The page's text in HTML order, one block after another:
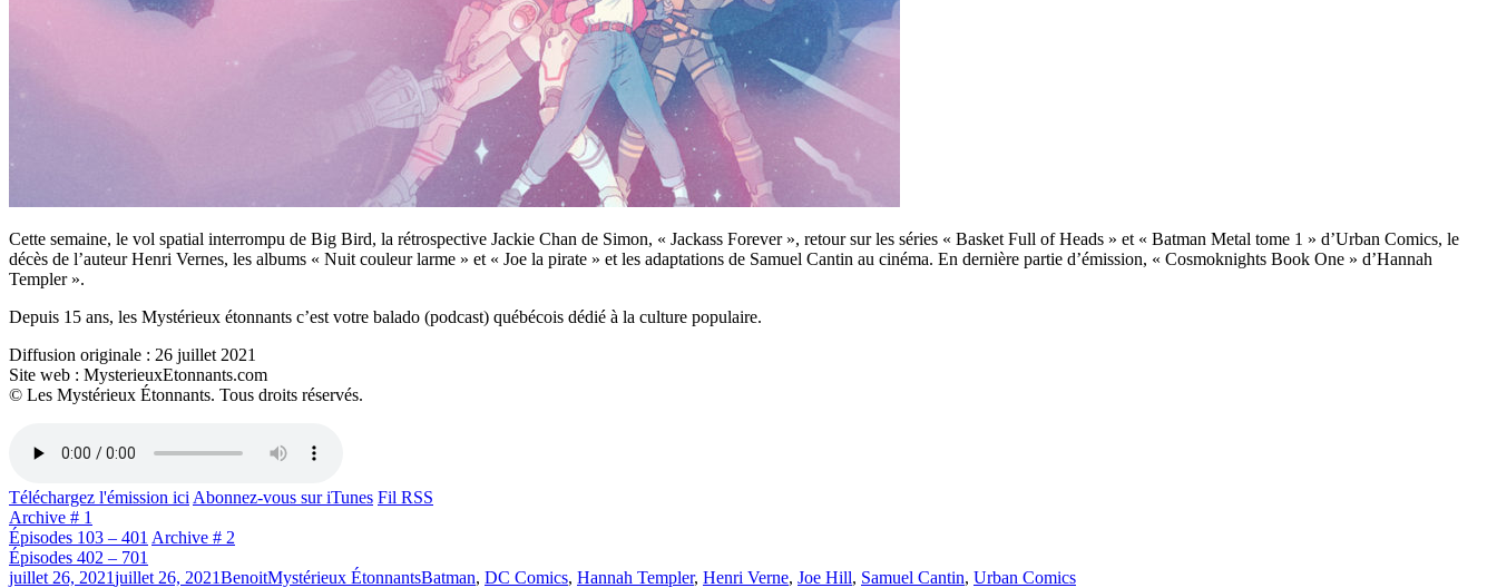
Cette semaine, le vol spatial interrompu de Big Bird, la rétrospective Jackie Chan de Simon, « Jackass Forever », retour sur les séries « Basket Full of Heads » et « Batman Metal tome 1 » d’Urban Comics, le
décès de l’auteur Henri Vernes, les albums « Nuit couleur larme » et « Joe la pirate » et les adaptations de Samuel Cantin au cinéma. En dernière partie d’émission, « Cosmoknights Book One » d’Hannah
Templer ».
Depuis 15 ans, les Mystérieux étonnants c’est votre balado (podcast) québécois dédié à la culture populaire.
Diffusion originale : 26 juillet 2021
Site web : MysterieuxEtonnants.com
© Les Mystérieux Étonnants. Tous droits réservés.
Téléchargez l'émission ici Abonnez-vous sur iTunes Fil RSS
Archive # 1
Épisodes 103 – 401 Archive # 2
Épisodes 402 – 701
Publié
juillet 26, 2021juillet 26, 2021BenoitCatégories
Mystérieux ÉtonnantsÉtiquettes
Batman, DC Comics, Hannah Templer, Henri Verne, Joe Hill, Samuel Cantin, Urban Comics